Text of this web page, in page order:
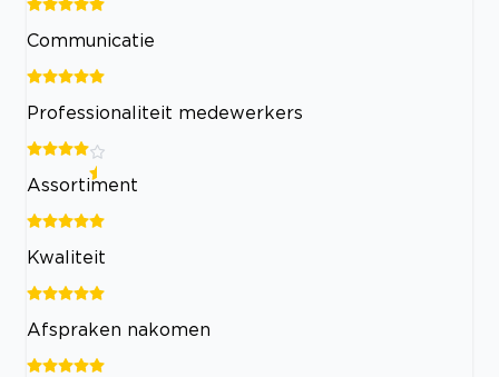
Communicatie
Professionaliteit medewerkers
Assortiment
Kwaliteit
Afspraken nakomen